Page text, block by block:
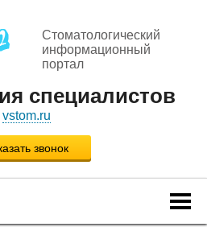
Стоматологический
информационный
портал
специалистов
vstom.ru
звонок